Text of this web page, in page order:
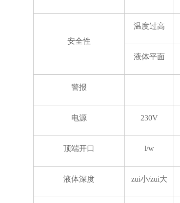
安全性
温度过高
液体平面
警报
电源 230V
顶端开口 l/w
液体深度 zui小/zui大